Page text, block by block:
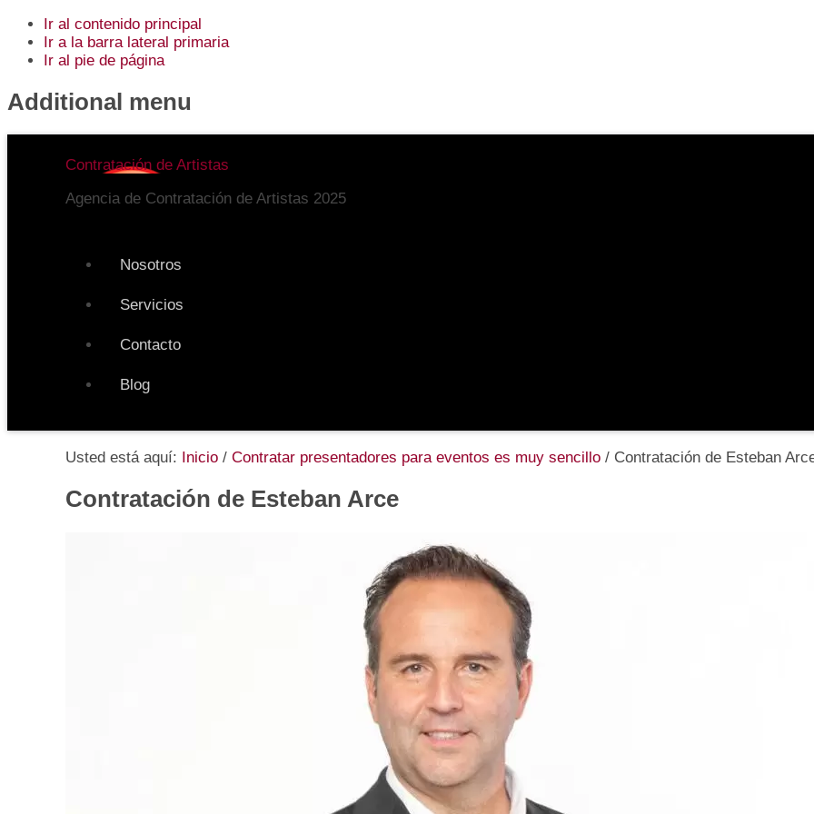
Ir al contenido principal
Ir a la barra lateral primaria
Ir al pie de página
Additional menu
Contratación de Artistas
Agencia de Contratación de Artistas 2025
Nosotros
Servicios
Contacto
Blog
Usted está aquí: Inicio / Contratar presentadores para eventos es muy sencillo / Contratación de Esteban
Contratación de Esteban Arce